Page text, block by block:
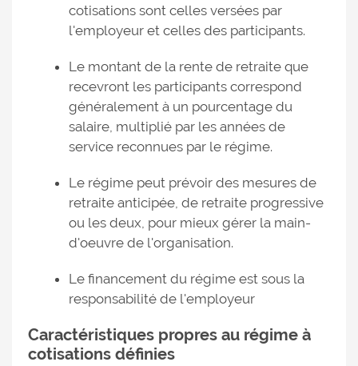
cotisations sont celles versées par
l'employeur et celles des participants.
Le montant de la rente de retraite que
recevront les participants correspond
généralement à un pourcentage du
salaire, multiplié par les années de
service reconnues par le régime.
Le régime peut prévoir des mesures de
retraite anticipée, de retraite progressive
ou les deux, pour mieux gérer la main-
d'oeuvre de l'organisation.
Le financement du régime est sous la
responsabilité de l'employeur
Caractéristiques propres au régime à
cotisations définies